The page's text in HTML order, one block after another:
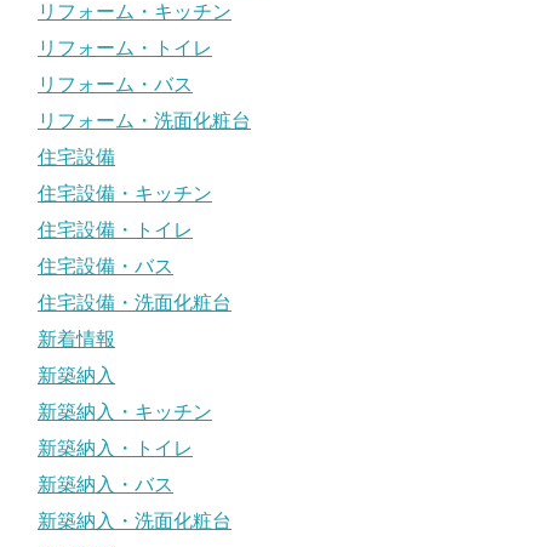
リフォーム・キッチン
リフォーム・トイレ
リフォーム・バス
リフォーム・洗面化粧台
住宅設備
住宅設備・キッチン
住宅設備・トイレ
住宅設備・バス
住宅設備・洗面化粧台
新着情報
新築納入
新築納入・キッチン
新築納入・トイレ
新築納入・バス
新築納入・洗面化粧台